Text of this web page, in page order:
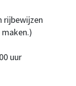
rijbewijzen
uur